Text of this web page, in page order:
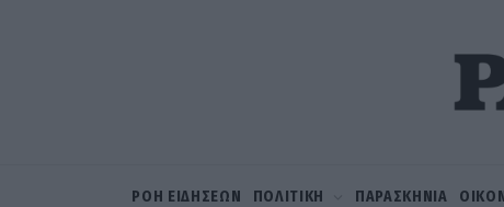
ΡΟΗ ΕΙΔΗΣΕΩΝ ΠΟΛΙΤΙΚΗ ΠΑΡΑΣΚΗΝΙΑ